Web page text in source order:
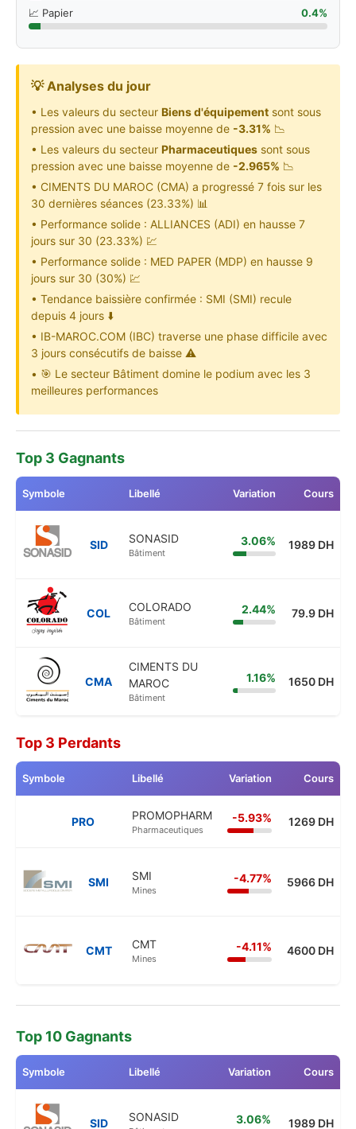
📈 Papier 0.4%
💡 Analyses du jour
• Les valeurs du secteur Biens d'équipement sont sous
pression avec une baisse moyenne de -3.31% 📉
• Les valeurs du secteur Pharmaceutiques sont sous
pression avec une baisse moyenne de -2.965% 📉
• CIMENTS DU MAROC (CMA) a progressé 7 fois sur les
30 dernières séances (23.33%) 📊
• Performance solide : ALLIANCES (ADI) en hausse 7
jours sur 30 (23.33%) 💹
• Performance solide : MED PAPER (MDP) en hausse 9
jours sur 30 (30%) 💹
• Tendance baissière confirmée : SMI (SMI) recule
depuis 4 jours ⬇️
• IB-MAROC.COM (IBC) traverse une phase difficile avec
3 jours consécutifs de baisse ⚠️
• 🎯 Le secteur Bâtiment domine le podium avec les 3
meilleures performances
Top 3 Gagnants
Symbole Libellé Variation Cours
SID SONASID
Bâtiment
3.06% 1989 DH
COL COLORADO
Bâtiment
2.44% 79.9 DH
CMA
CIMENTS DU
MAROC
Bâtiment
1.16% 1650 DH
Top 3 Perdants
Symbole Libellé Variation Cours
PRO PROMOPHARM
Pharmaceutiques
-5.93% 1269 DH
SMI SMI
Mines
-4.77% 5966 DH
CMT CMT
Mines
-4.11% 4600 DH
Top 10 Gagnants
Symbole Libellé Variation Cours
SID SONASID 3.06% 1989 DH